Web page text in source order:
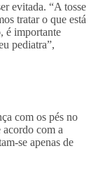
evitada. “A tosse
tratar o que está
é importante
pediatra”,
com os pés no
acordo com a
se apenas de